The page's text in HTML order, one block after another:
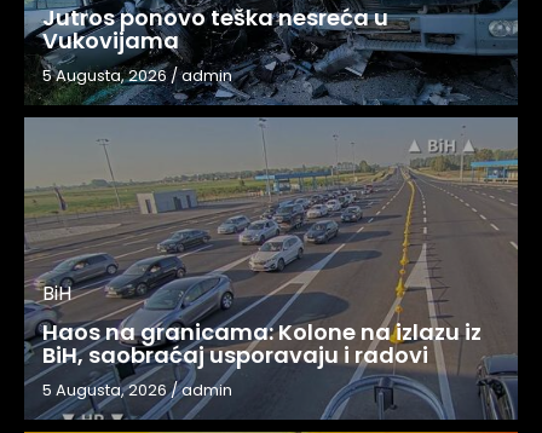
Jutros ponovo teška nesreća u
Vukovijama
5 Augusta, 2026/admin
BiH
Haos na granicama: Kolone na izlazu iz
BiH, saobraćaj usporavaju i radovi
5 Augusta, 2026/admin